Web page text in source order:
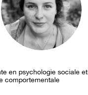
en psychologie sociale et
comportementale